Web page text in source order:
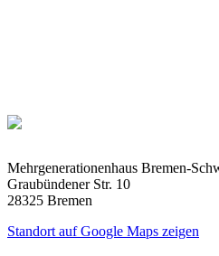
Mehrgenerationenhaus Bremen-
Graubündener Str. 10
28325 Bremen
Standort auf Google Maps zeigen